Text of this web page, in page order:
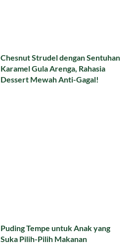
Chesnut Strudel dengan Sentuhan
Karamel Gula Arenga, Rahasia
Dessert Mewah Anti-Gagal!
Puding Tempe untuk Anak yang
Suka Pilih-Pilih Makanan